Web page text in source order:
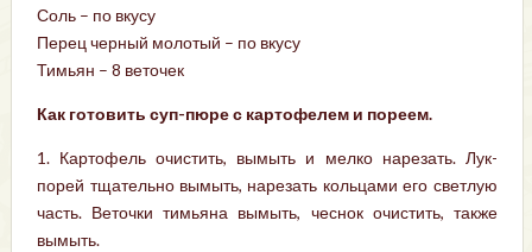
Соль – по вкусу
Перец черный молотый – по вкусу
Тимьян – 8 веточек
Как готовить суп-пюре с картофелем и пореем.
1. Картофель очистить, вымыть и мелко нарезать. Лук-
порей тщательно вымыть, нарезать кольцами его светлую
часть. Веточки тимьяна вымыть, чеснок очистить, также
вымыть.